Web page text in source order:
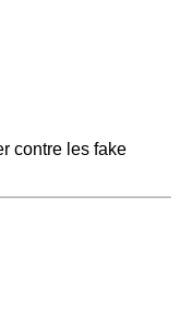
contre les fake